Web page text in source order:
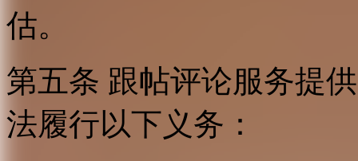
估。
第五条 跟帖评论服务提
法履行以下义务：